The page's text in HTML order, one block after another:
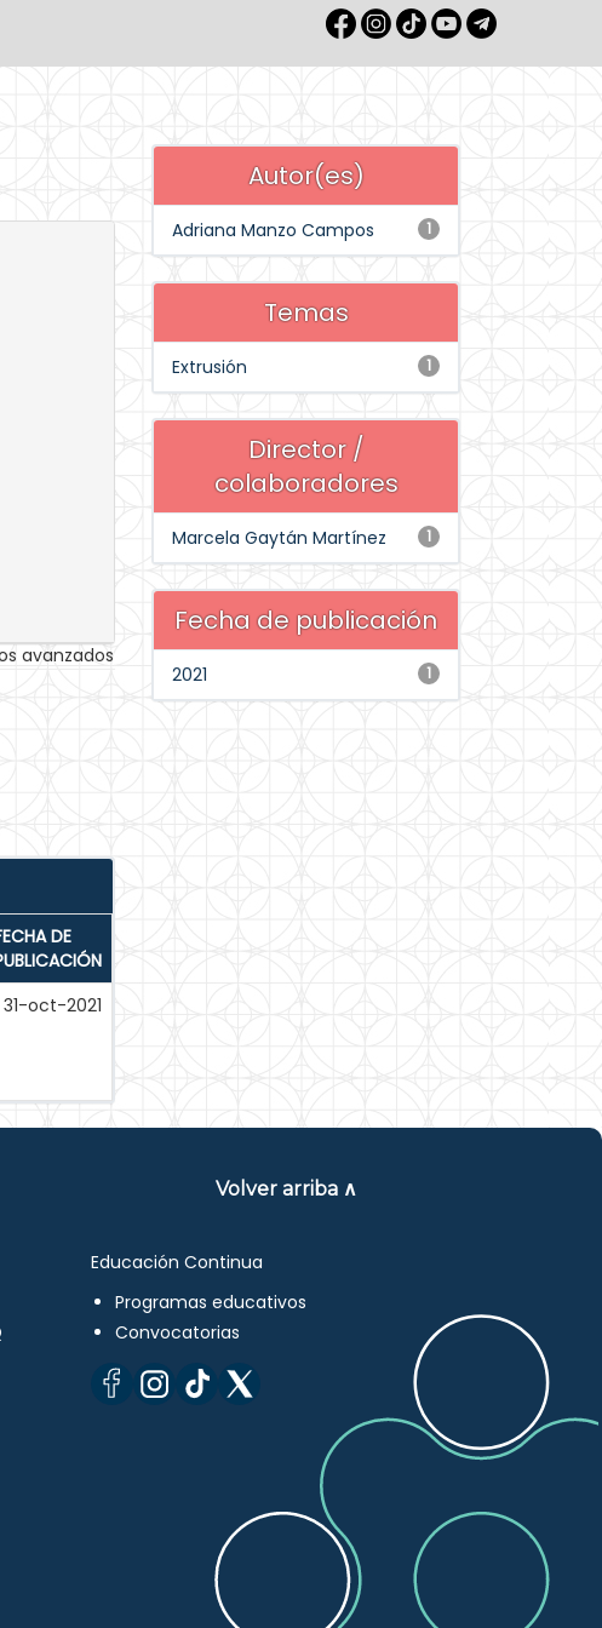
avanzados
DE
31-oct-2021
Autor(es)
1
Adriana Manzo Campos
Temas
1
Extrusión
Director /
colaboradores
1
Marcela Gaytán Martínez
Fecha de publicación
1
2021
Volver arriba ∧
Educación Continua
Programas educativos
Convocatorias